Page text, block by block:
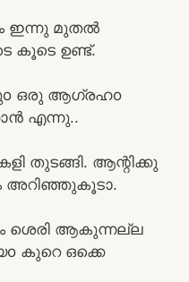
ഇന്നു മുതൽ
കൂടെ ഉണ്ട്.
ഒരു ആഗ്രഹo
എന്നു..
തുടങ്ങി. ആന്റിക്കു
അറിഞ്ഞുകൂടാ.
ശെരി ആകുന്നല്ല
കുറെ ഒക്കെ